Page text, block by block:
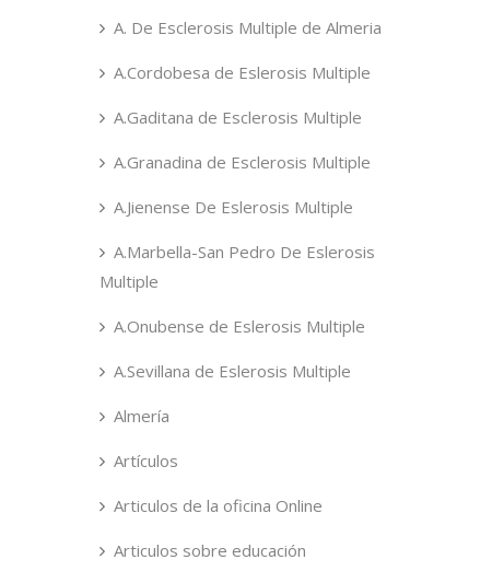
A. De Esclerosis Multiple de Almeria
A.Cordobesa de Eslerosis Multiple
A.Gaditana de Esclerosis Multiple
A.Granadina de Esclerosis Multiple
A.Jienense De Eslerosis Multiple
A.Marbella-San Pedro De Eslerosis
Multiple
A.Onubense de Eslerosis Multiple
A.Sevillana de Eslerosis Multiple
Almería
Artículos
Articulos de la oficina Online
Articulos sobre educación